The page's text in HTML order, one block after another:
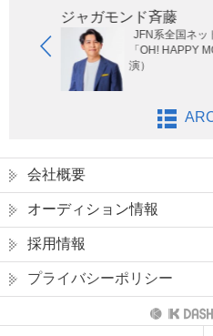
ジャガモンド斉藤
JFN系全国ネッ
「OH! HAPPY
演）
会社概要
オーディション情報
採用情報
プライバシーポリシー